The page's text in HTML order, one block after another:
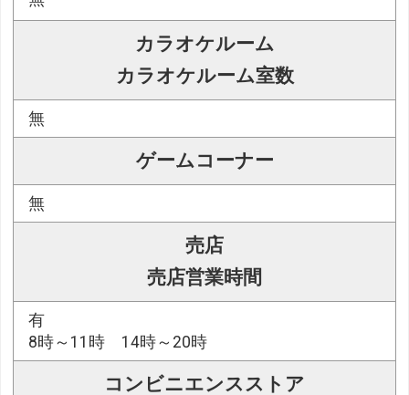
カラオケルーム
カラオケルーム室数
無
ゲームコーナー
無
売店
売店営業時間
有
8時～11時 14時～20時
コンビニエンスストア